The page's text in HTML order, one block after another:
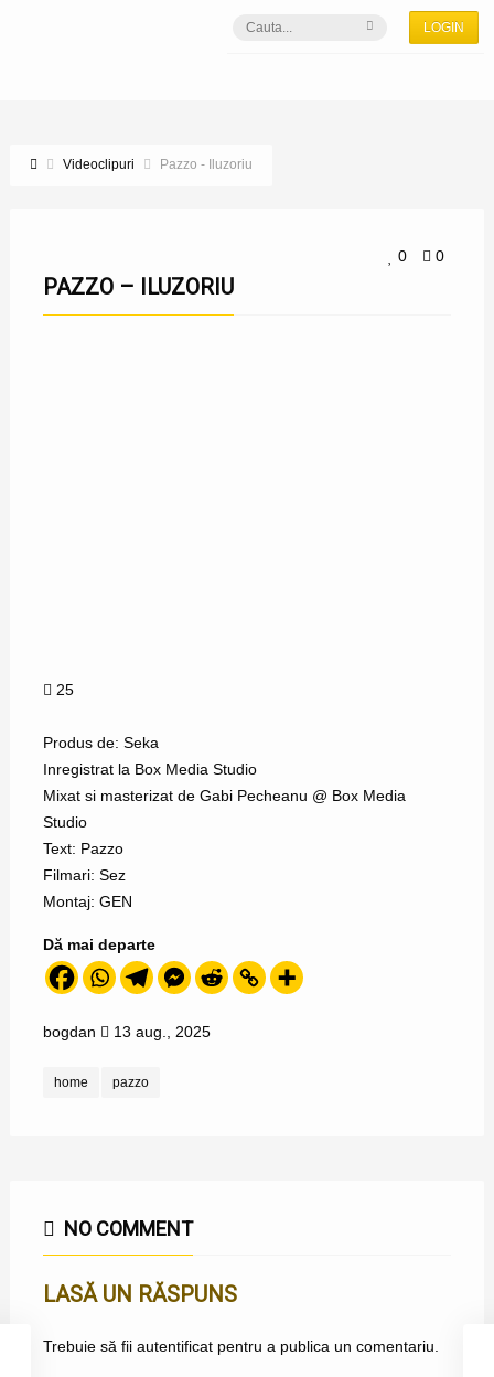
LOGIN
Videoclipuri Pazzo - Iluzoriu
0 0
PAZZO – ILUZORIU
25
Produs de: Seka
Inregistrat la Box Media Studio
Mixat si masterizat de Gabi Pecheanu @ Box Media
Studio
Text: Pazzo
Filmari: Sez
Montaj: GEN
Dă mai departe
bogdan 13 aug., 2025
home pazzo
NO COMMENT
LASĂ UN RĂSPUNS
Trebuie să fii autentificatpentru a publica un comentariu.